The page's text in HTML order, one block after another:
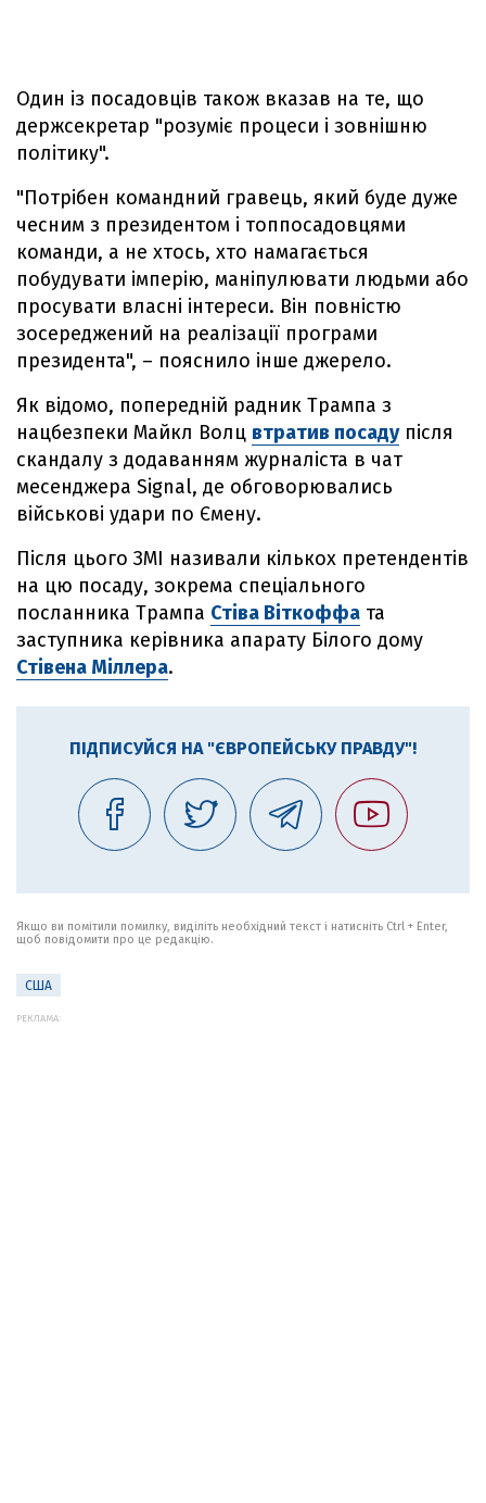
Один із посадовців також вказав на те, що
держсекретар "розуміє процеси і зовнішню
політику".
"Потрібен командний гравець, який буде дуже
чесним з президентом і топпосадовцями
команди, а не хтось, хто намагається
побудувати імперію, маніпулювати людьми або
просувати власні інтереси. Він повністю
зосереджений на реалізації програми
президента", – пояснило інше джерело.
Як відомо, попередній радник Трампа з
нацбезпеки Майкл Волц втратив посадупісля
скандалу з додаванням журналіста в чат
месенджера Signal, де обговорювались
військові удари по Ємену.
Після цього ЗМІ називали кількох претендентів
на цю посаду, зокрема спеціального
посланника Трампа Стіва Віткоффа та
заступника керівника апарату Білого дому
Стівена Міллера.
ПІДПИСУЙСЯ НА "ЄВРОПЕЙСЬКУ ПРАВДУ"!
Якщо ви помітили помилку, виділіть необхідний текст і натисніть Ctrl + Enter,
щоб повідомити про це редакцію.
США
РЕКЛАМА: